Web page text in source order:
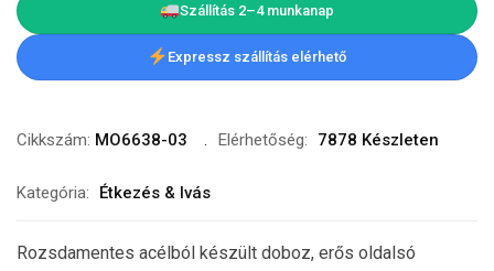
Szállítás 2–4 munkanap
Expressz szállítás elérhető
Cikkszám: MO6638-03 Elérhetőség: 7878 Készleten
Kategória: Étkezés & Ivás
Rozsdamentes acélból készült doboz, erős oldalsó